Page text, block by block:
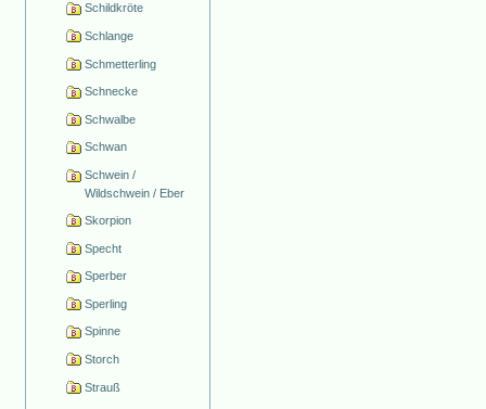
Schildkröte
Schlange
Schmetterling
Schnecke
Schwalbe
Schwan
Schwein /
Wildschwein / Eber
Skorpion
Specht
Sperber
Sperling
Spinne
Storch
Strauß